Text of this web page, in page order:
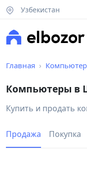
Узбекистан
Главная
Компьютеры в
Купить и продать
Продажа Покупка